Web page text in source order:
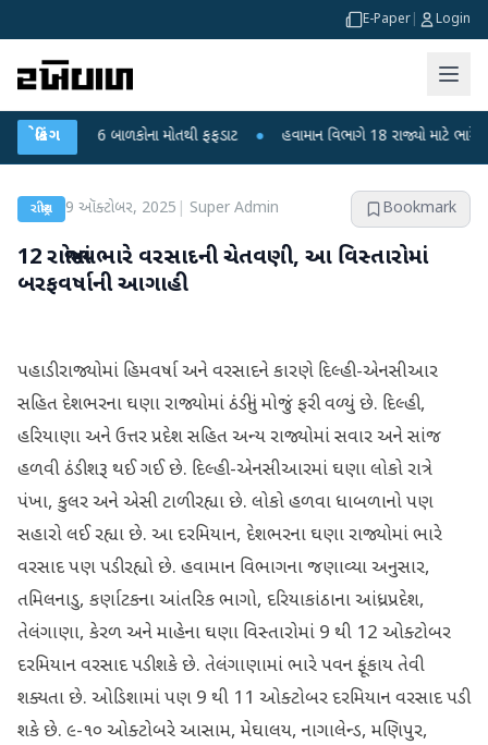
E-Paper Login
બ્રેકિંગ
6 બાળકોના મોતથી ફફડાટ ● હવામાન વિભાગે 18 રાજ્યો માટે ભારે વરસાદની
રાષ્ટ્રીય 9 ઑક્ટોબર, 2025 Super Admin Bookmark
12 રાજ્યોમાં ભારે વરસાદની ચેતવણી, આ વિસ્તારોમાં
બરફવર્ષાની આગાહી
પહાડી રાજ્યોમાં હિમવર્ષા અને વરસાદને કારણે દિલ્હી-એનસીઆર
સહિત દેશભરના ઘણા રાજ્યોમાં ઠંડીનું મોજું ફરી વળ્યું છે. દિલ્હી,
હરિયાણા અને ઉત્તર પ્રદેશ સહિત અન્ય રાજ્યોમાં સવાર અને સાંજ
હળવી ઠંડી શરૂ થઈ ગઈ છે. દિલ્હી-એનસીઆરમાં ઘણા લોકો રાત્રે
પંખા, કુલર અને એસી ટાળી રહ્યા છે. લોકો હળવા ધાબળાનો પણ
સહારો લઈ રહ્યા છે. આ દરમિયાન, દેશભરના ઘણા રાજ્યોમાં ભારે
વરસાદ પણ પડી રહ્યો છે. હવામાન વિભાગના જણાવ્યા અનુસાર,
તમિલનાડુ, કર્ણાટકના આંતરિક ભાગો, દરિયાકાંઠાના આંધ્રપ્રદેશ,
તેલંગાણા, કેરળ અને માહેના ઘણા વિસ્તારોમાં 9 થી 12 ઓક્ટોબર
દરમિયાન વરસાદ પડી શકે છે. તેલંગાણામાં ભારે પવન ફૂંકાય તેવી
શક્યતા છે. ઓડિશામાં પણ 9 થી 11 ઓક્ટોબર દરમિયાન વરસાદ પડી
શકે છે. ૯-૧૦ ઓક્ટોબરે આસામ, મેઘાલય, નાગાલેન્ડ, મણિપુર,